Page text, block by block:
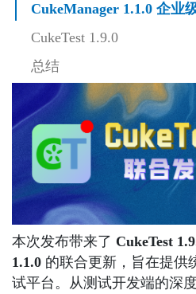
本次发布带来了 CukeTest
1.1.0 的联合更新，旨在提供
试平台。从测试开发端的深
CukeManager 1.1.0 企业
CukeTest 1.9.0
总结